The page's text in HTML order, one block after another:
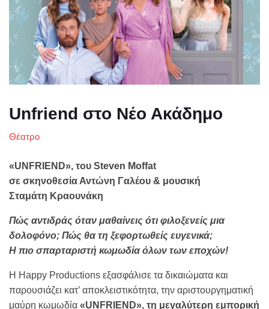
Unfriend στο Νέο Ακάδημο
Θέατρο
«UNFRIEND», του Steven Moffat
σε σκηνοθεσία Αντώνη Γαλέου & μουσική
Σταμάτη Κραουνάκη
Πώς αντιδράς όταν μαθαίνεις ότι φιλοξενείς μια
δολοφόνο; Πώς θα τη ξεφορτωθείς ευγενικά;
Η πιο σπαρταριστή κωμωδία όλων των εποχών!
Η Happy Productions εξασφάλισε τα δικαιώματα και
παρουσιάζει κατ’ αποκλειστικότητα, την αριστουργηματική
μαύρη κωμωδία «UNFRIEND», τη μεγαλύτερη εμπορική